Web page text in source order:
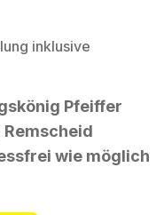
inklusive
Pfeiffer
Remscheid
wie möglich